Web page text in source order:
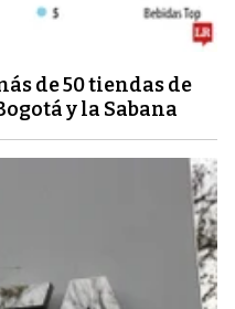
de 50 tiendas de
y la Sabana